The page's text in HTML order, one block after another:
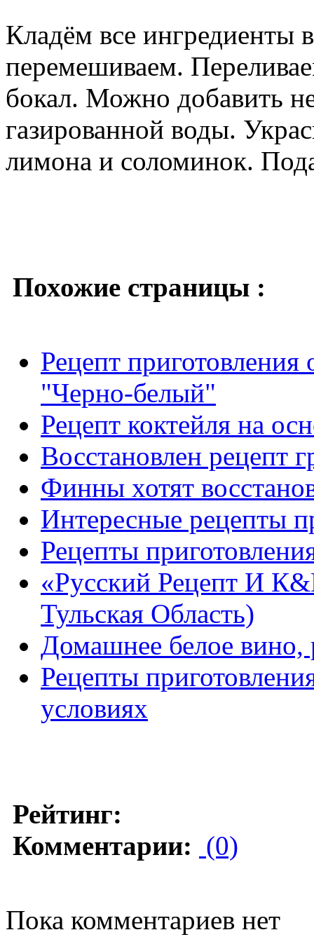
Кладём все ингредиенты
перемешиваем.
бокал. Можно добавить
газированной воды.
лимона и соломинок.
Похожие страницы :
Рецепт приготовления
"Черно-белый"
Рецепт коктейля на
Восстановлен рецепт
Финны хотят
Интересные рецепты
Рецепты
«Русский Рецепт И
Тульская Область)
Домашнее белое вино,
Рецепты
условиях
Рейтинг:
Комментарии: (0)
Пока комментариев нет